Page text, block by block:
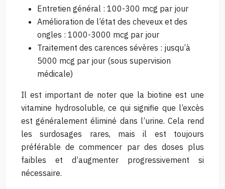
Entretien général : 100-300 mcg par jour
Amélioration de l’état des cheveux et des
ongles : 1000-3000 mcg par jour
Traitement des carences sévères : jusqu’à
5000 mcg par jour (sous supervision
médicale)
Il est important de noter que la biotine est une
vitamine hydrosoluble, ce qui signifie que l’excès
est généralement éliminé dans l’urine. Cela rend
les surdosages rares, mais il est toujours
préférable de commencer par des doses plus
faibles et d’augmenter progressivement si
nécessaire.